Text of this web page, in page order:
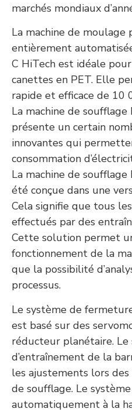
marchés mondiaux
La machine de moulage
entièrement
C HiTech est idéale
canettes en PET. Elle
rapide et efficace de 10
La machine de
présente un certain
innovantes qui
consommation
La machine de
été conçue dans une
Cela signifie que tous
effectués par des
Cette solution permet
fonctionnement de la
que la possibilité
processus.
Le système de
est basé sur des
réducteur planétaire. Le
d’entraînement de la
les ajustements lors
de soufflage. Le système
automatiquement à la